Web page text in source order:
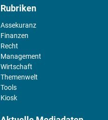
Rubriken
Assekuranz
Finanzen
Recht
Management
Wirtschaft
Themenwelt
Tools
Kiosk